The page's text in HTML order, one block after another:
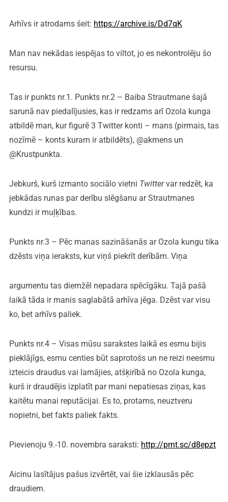
Arhīvs ir atrodams šeit: https://archive.is/Dd7qK
Man nav nekādas iespējas to viltot, jo es nekontrolēju šo
resursu.
Tas ir punkts nr.1. Punkts nr.2 – Baiba Strautmane šajā
sarunā nav piedalījusies, kas ir redzams arī Ozola kunga
atbildē man, kur figurē 3 Twitter konti – mans (pirmais, tas
nozīmē – konts kuram ir atbildēts), @akmens un
@Krustpunkta.
Jebkurš, kurš izmanto sociālo vietni Twittervar redzēt, ka
jebkādas runas par derību slēgšanu ar Strautmanes
kundzi ir muļķības.
Punkts nr.3 – Pēc manas sazināšanās ar Ozola kungu tika
dzēsts viņa ieraksts, kur viņš piekrīt derībām. Viņa
argumentu tas diemžēl nepadara spēcīgāku. Tajā pašā
laikā tāda ir manis saglabātā arhīva jēga. Dzēst var visu
ko, bet arhīvs paliek.
Punkts nr.4 – Visas mūsu sarakstes laikā es esmu bijis
pieklājīgs, esmu centies būt saprotošs un ne reizi neesmu
izteicis draudus vai lamājies, atšķirībā no Ozola kunga,
kurš ir draudējis izplatīt par mani nepatiesas ziņas, kas
kaitētu manai reputācijai. Es to, protams, neuztveru
nopietni, bet fakts paliek fakts.
Pievienoju 9.-10. novembra saraksti: http://prnt.sc/d8epzt
Aicinu lasītājus pašus izvērtēt, vai šie izklausās pēc
draudiem.